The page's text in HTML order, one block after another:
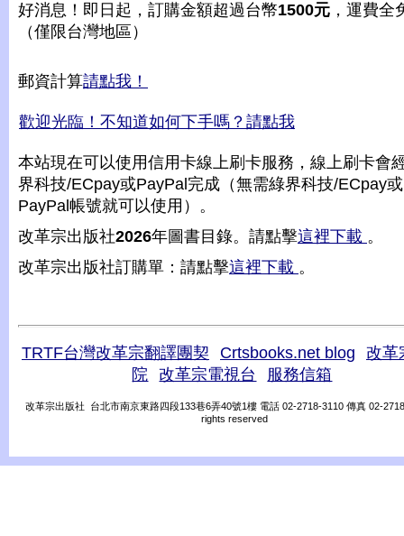
好消息！即日起，訂購金額超過台幣1500元 ，運費全
（僅限台灣地區）
郵資計算請點我！
歡迎光臨！不知道如何下手嗎？請點我
本站現在可以使用信用卡線上刷卡服務，線上刷卡會
界科技/ECpay或PayPal完成（無需綠界科技/ECpay或
PayPal帳號就可以使用）。
改革宗出版社2026年圖書目錄。請點擊這裡下載 。
改革宗出版社訂購單：請點擊這裡下載 。
TRTF台灣改革宗翻譯團契 Crtsbooks.net blog
改革
院
改革宗電視台 服務信箱
改革宗出版社 台北市南京東路四段133巷6弄40號1樓 電話 02-2718-3110 傳真 02-
rights reserved